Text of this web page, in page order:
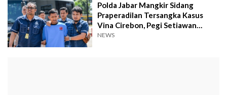
Polda Jabar Mangkir Sidang
Praperadilan Tersangka Kasus
Vina Cirebon, Pegi Setiawan
Ngadu Ini ke Menko Polhukam
NEWS